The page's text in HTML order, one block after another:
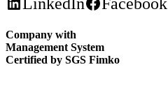
LinkedIn Facebook
Company with
Management System
Certified by SGS Fimko